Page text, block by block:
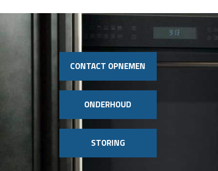
CONTACT OPNEMEN
ONDERHOUD
STORING